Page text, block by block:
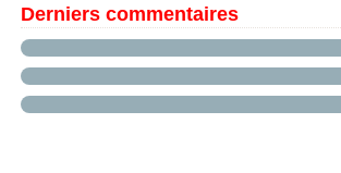
Derniers commentaires